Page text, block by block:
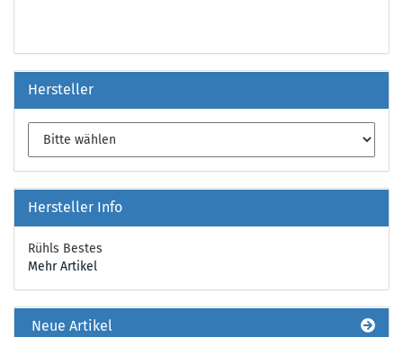
Hersteller
Hersteller Info
Rühls Bestes
Mehr Artikel
Neue Artikel